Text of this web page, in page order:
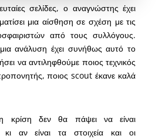
σελίδες, ο αναγνώστης έχει
μια αίσθηση σε σχέση με τις
από τους συλλόγους.
ανάλυση έχει συνήθως αυτό το
να αντιληφθούμε ποιος τεχνικός
ποιος scout έκανε καλά
κρίση δεν θα πάψει να είναι
κι αν είναι τα στοιχεία και οι